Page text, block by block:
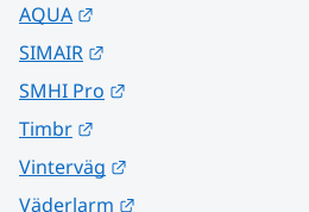
AQUA
SIMAIR
SMHI Pro
Timbr
Vinterväg
Väderlarm